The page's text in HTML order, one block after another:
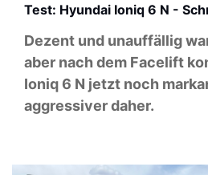
Test: Hyundai Ioniq 6 N -
Dezent und unauffällig
aber nach dem Facelift
Ioniq 6 N jetzt noch
aggressiver daher.